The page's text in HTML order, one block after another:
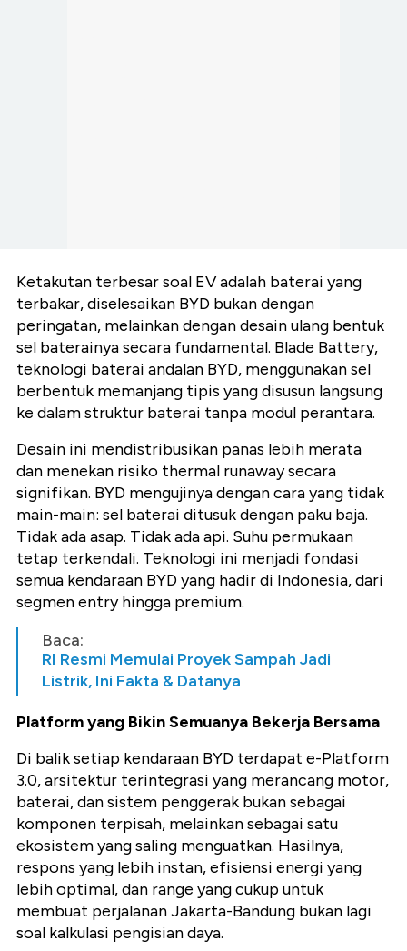
Ketakutan terbesar soal EV adalah baterai yang
terbakar, diselesaikan BYD bukan dengan
peringatan, melainkan dengan desain ulang bentuk
sel baterainya secara fundamental. Blade Battery,
teknologi baterai andalan BYD, menggunakan sel
berbentuk memanjang tipis yang disusun langsung
ke dalam struktur baterai tanpa modul perantara.
Desain ini mendistribusikan panas lebih merata
dan menekan risiko thermal runaway secara
signifikan. BYD mengujinya dengan cara yang tidak
main-main: sel baterai ditusuk dengan paku baja.
Tidak ada asap. Tidak ada api. Suhu permukaan
tetap terkendali. Teknologi ini menjadi fondasi
semua kendaraan BYD yang hadir di Indonesia, dari
segmen entry hingga premium.
Baca:
RI Resmi Memulai Proyek Sampah Jadi
Listrik, Ini Fakta & Datanya
Platform yang Bikin Semuanya Bekerja Bersama
Di balik setiap kendaraan BYD terdapat e-Platform
3.0, arsitektur terintegrasi yang merancang motor,
baterai, dan sistem penggerak bukan sebagai
komponen terpisah, melainkan sebagai satu
ekosistem yang saling menguatkan. Hasilnya,
respons yang lebih instan, efisiensi energi yang
lebih optimal, dan range yang cukup untuk
membuat perjalanan Jakarta-Bandung bukan lagi
soal kalkulasi pengisian daya.